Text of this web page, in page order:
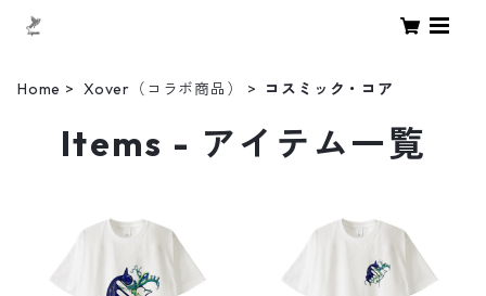
Home Xover（コラボ商品） コスミック・コア
Items - アイテム一覧